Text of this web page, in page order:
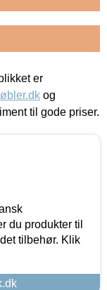
er
og
til gode priser.
du produkter til
tilbehør. Klik